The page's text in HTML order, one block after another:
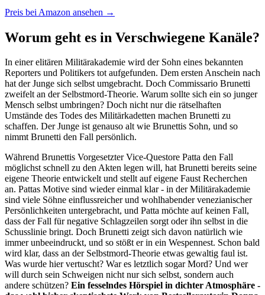
Preis bei Amazon ansehen →
Worum geht es in Verschwiegene Kanäle?
In einer elitären Militärakademie wird der Sohn eines bekannten
Reporters und Politikers tot aufgefunden. Dem ersten Anschein nach
hat der Junge sich selbst umgebracht. Doch Commissario Brunetti
zweifelt an der Selbstmord-Theorie. Warum sollte sich ein so junger
Mensch selbst umbringen? Doch nicht nur die rätselhaften
Umstände des Todes des Militärkadetten machen Brunetti zu
schaffen. Der Junge ist genauso alt wie Brunettis Sohn, und so
nimmt Brunetti den Fall persönlich.
Während Brunettis Vorgesetzter Vice-Questore Patta den Fall
möglichst schnell zu den Akten legen will, hat Brunetti bereits seine
eigene Theorie entwickelt und stellt auf eigene Faust Recherchen
an. Pattas Motive sind wieder einmal klar - in der Militärakademie
sind viele Söhne einflussreicher und wohlhabender venezianischer
Persönlichkeiten untergebracht, und Patta möchte auf keinen Fall,
dass der Fall für negative Schlagzeilen sorgt oder ihn selbst in die
Schusslinie bringt. Doch Brunetti zeigt sich davon natürlich wie
immer unbeeindruckt, und so stößt er in ein Wespennest. Schon bald
wird klar, dass an der Selbstmord-Theorie etwas gewaltig faul ist.
Was wurde hier vertuscht? War es letztlich sogar Mord? Und wer
will durch sein Schweigen nicht nur sich selbst, sondern auch
andere schützen? Ein fesselndes Hörspiel in dichter Atmosphäre -